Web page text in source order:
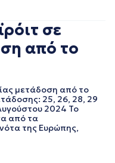
σε
από το
μετάδοση από το
25, 26, 28, 29
2024 Το
από τα
της Ευρώπης,